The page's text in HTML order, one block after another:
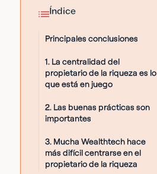
Índice
Principales conclusiones
1. La centralidad del
propietario de la riqueza es lo
que está en juego
2. Las buenas prácticas son
importantes
3. Mucha Wealthtech hace
más difícil centrarse en el
propietario de la riqueza